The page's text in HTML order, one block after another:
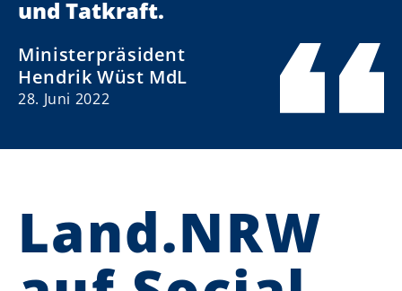
und Tatkraft.
Ministerpräsident
Hendrik Wüst MdL
28. Juni 2022
Land.NRW